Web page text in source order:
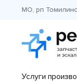
МО, рп
Услуги